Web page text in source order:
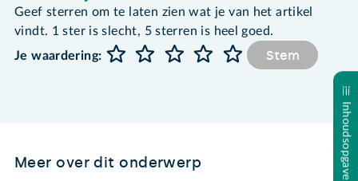
Inhoudsopgave
Geef sterren om te laten zien wat je van het artikel
vindt. 1 ster is slecht, 5 sterren is heel goed.
Je waardering:
Stem
Meer over dit onderwerp